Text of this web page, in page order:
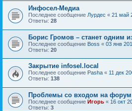
Инфосел-Медиа
Последнее сообщение Лурдес « 21 май
Ответы: 28
Борис Громов – станет одним
Последнее сообщение Boss « 03 янв
Ответы: 20
Закрытие infosel.local
Последнее сообщение Pasha « 11 дек
Ответы: 138
Проблемы со входом на форум
Последнее сообщение Игорь « 16 окт
Ответы: 3